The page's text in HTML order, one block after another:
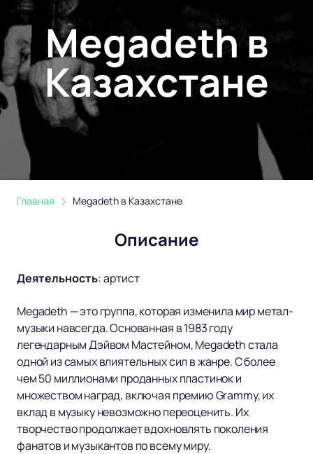
Megadeth в
Казахстане
Главная Megadeth в Казахстане
Описание
Деятельность:артист
Megadeth — это группа, которая изменила мир метал-
музыки навсегда. Основанная в 1983 году
легендарным Дэйвом Мастейном, Megadeth стала
одной из самых влиятельных сил в жанре. С более
чем 50 миллионами проданных пластинок и
множеством наград, включая премию Grammy, их
вклад в музыку невозможно переоценить. Их
творчество продолжает вдохновлять поколения
фанатов и музыкантов по всему миру.